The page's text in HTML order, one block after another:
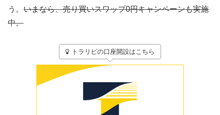
う。 いまなら、売り買いスワップ0円キャンペーンも実施
中。
トラリピの口座開設はこちら